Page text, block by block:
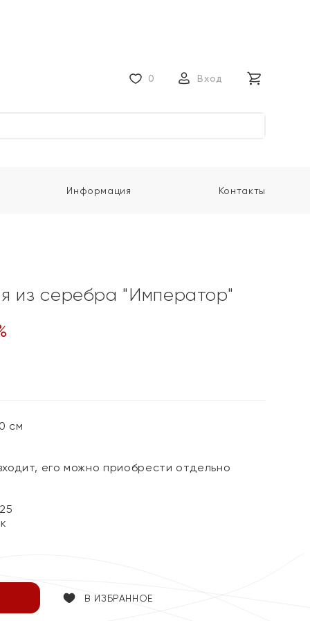
0 Вход
Информация Контакты
из серебра "Император"
см
его можно приобрести отдельно
В ИЗБРАННОЕ